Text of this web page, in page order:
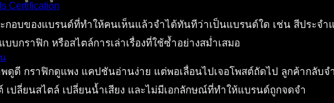
Certification
ะกอบของแบรนด์ที่ทำให้คนเห็นแล้วจำได้ทันทีว่าเป็นแบรนด์ใด เช่น สีประจ
บกราฟิก หรือสไตล์การเล่าเรื่องที่ใช้ซ้ำอย่างสม่ำเสมอ
ดูดี กราฟิกดูแพง แคปชันอ่านง่าย แต่พอเลื่อนไปเจอโพสต์ถัดไป ลูกค้ากลับจ
เปลี่ยนสไตล์ เปลี่ยนน้ำเสียง และไม่มีเอกลักษณ์ที่ทำให้แบรนด์ถูกจดจำ